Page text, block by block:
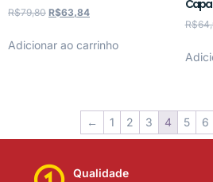
R$79,80 R$63,84
Adicionar ao carrinho
R$
← 1 2 3 4 5 6
Qualidade